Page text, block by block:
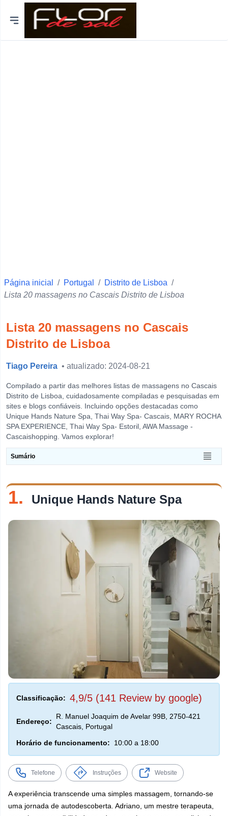
Beja
Santarém
Portalegre
Castelo Branco
Évora
Leiria
Guarda
Horta
O
tópico
Discotecas
Churrascarias
Bares De Vinho
Página inicial / Portugal / Distrito de Lisboa /
Lista 20 massagens no Cascais Distrito de Lisboa
Lista 20 massagens no Cascais
Distrito de Lisboa
Tiago Pereira • atualizado: 2024-08-21
Compilado a partir das melhores listas de massagens no Cascais
Distrito de Lisboa, cuidadosamente compiladas e pesquisadas em
sites e blogs confiáveis. Incluindo opções destacadas como
Unique Hands Nature Spa, Thai Way Spa- Cascais, MARY ROCHA
SPA EXPERIENCE, Thai Way Spa- Estoril, AWA Massage -
Cascaishopping. Vamos explorar!
Sumário
1. Unique Hands Nature Spa
Classificação: 4,9/5 (141 Review by google)
Endereço:
R. Manuel Joaquim de Avelar 99B, 2750-421
Cascais, Portugal
Horário de funcionamento:
10:00 a 18:00
Telefone Instruções Website
A experiência transcende uma simples massagem, tornando-se
uma jornada de autodescoberta. Adriano, um mestre terapeuta,